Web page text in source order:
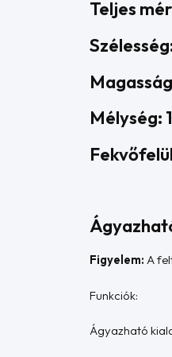
Teljes
Mélység:
Figyelem: A
Funkciók:
Ágyazható